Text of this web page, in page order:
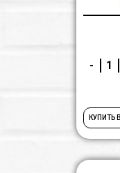
-
КУПИТЬ